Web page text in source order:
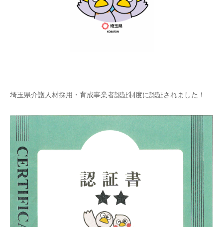
埼玉県介護人材採用・育成事業者認証制度に認証されました！